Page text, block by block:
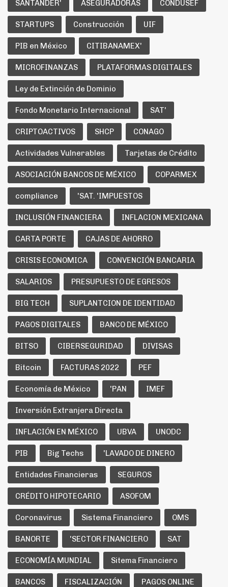
SANTANDER' ASEGURADORAS CONDUSEF
STARTUPS Construcción UIF
PIB en México CITIBANAMEX'
MICROFINANZAS PLATAFORMAS DIGITALES
Ley de Extinción de Dominio
Fondo Monetario Internacional SAT'
CRIPTOACTIVOS SHCP CONAGO
Actividades Vulnerables Tarjetas de Crédito
ASOCIACIÓN BANCOS DE MÉXICO COPARMEX
compliance 'SAT. 'IMPUESTOS
INCLUSIÓN FINANCIERA INFLACION MEXICANA
CARTA PORTE CAJAS DE AHORRO
CRISIS ECONOMICA CONVENCIÓN BANCARIA
SALARIOS PRESUPUESTO DE EGRESOS
BIG TECH SUPLANTCION DE IDENTIDAD
PAGOS DIGITALES BANCO DE MÉXICO
BITSO CIBERSEGURIDAD DIVISAS
Bitcoin FACTURAS 2022 PEF
Economía de México 'PAN IMEF
Inversión Extranjera Directa
INFLACIÓN EN MÉXICO UBVA UNODC
PIB Big Techs 'LAVADO DE DINERO
Entidades Financieras SEGUROS
CRÉDITO HIPOTECARIO ASOFOM
Coronavirus Sistema Financiero OMS
BANORTE 'SECTOR FINANCIERO SAT
ECONOMÍA MUNDIAL Sitema Financiero
BANCOS FISCALIZACIÓN PAGOS ONLINE